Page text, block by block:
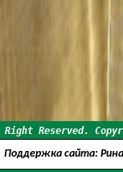
Reserved.
Поддержка сайта: